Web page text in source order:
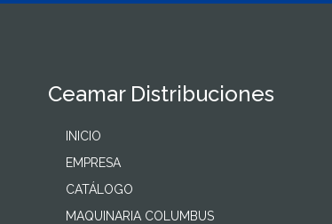
Ceamar Distribuciones
INICIO
EMPRESA
CATÁLOGO
MAQUINARIA COLUMBUS